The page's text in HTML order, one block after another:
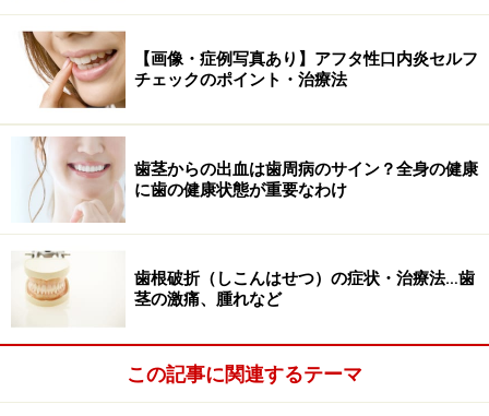
説します。
銀歯のリスク1：金属アレルギーを引き起こ
す
口内には細菌が何百億と住んでいるのに加え、銀歯は
日々熱いもの、冷たいもの、そして咬合力を受けるなど
の、過酷な環境に置かれています。そのため銀歯は劣化
しやすく、傷つきやすいのです。そして銀歯の表面から
金属がイオン化されて溶け出すことで、体の中のたんぱ
【画像・症例写真あり】アフタ性口内炎セルフ
チェックのポイント・治療法
歯茎からの出血は歯周病のサイン？全身の健康
に歯の健康状態が重要なわけ
歯根破折（しこんはせつ）の症状・治療法…歯
茎の激痛、腫れなど
この記事に関連するテーマ